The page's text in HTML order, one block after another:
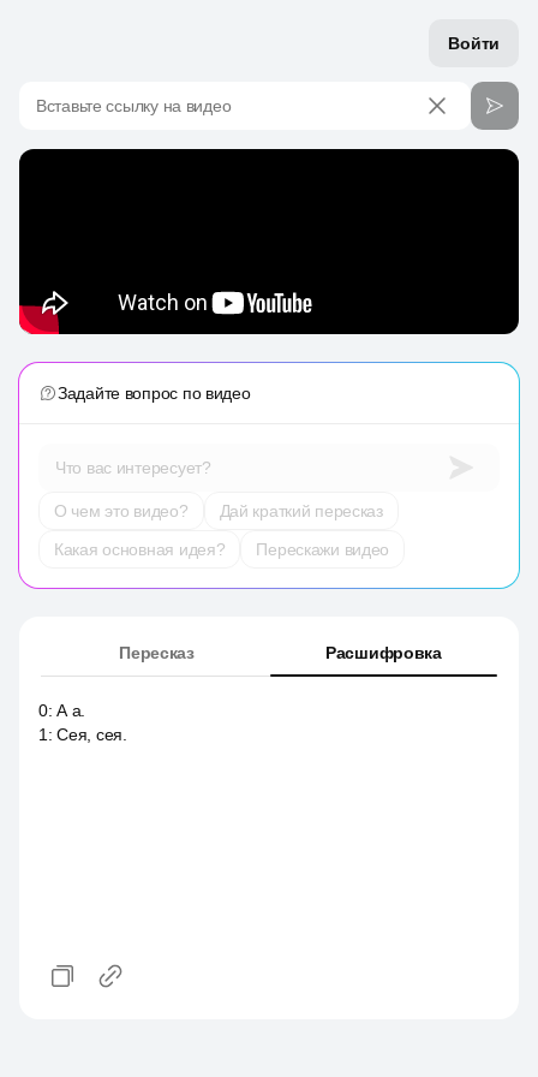
Войти
Вставьте ссылку на видео
Задайте вопрос по видео
Что вас интересует?
О чем это видео?
Дай краткий пересказ
Какая основная идея?
Перескажи видео
Пересказ Расшифровка
0:А а.
1 :Сея, сея.